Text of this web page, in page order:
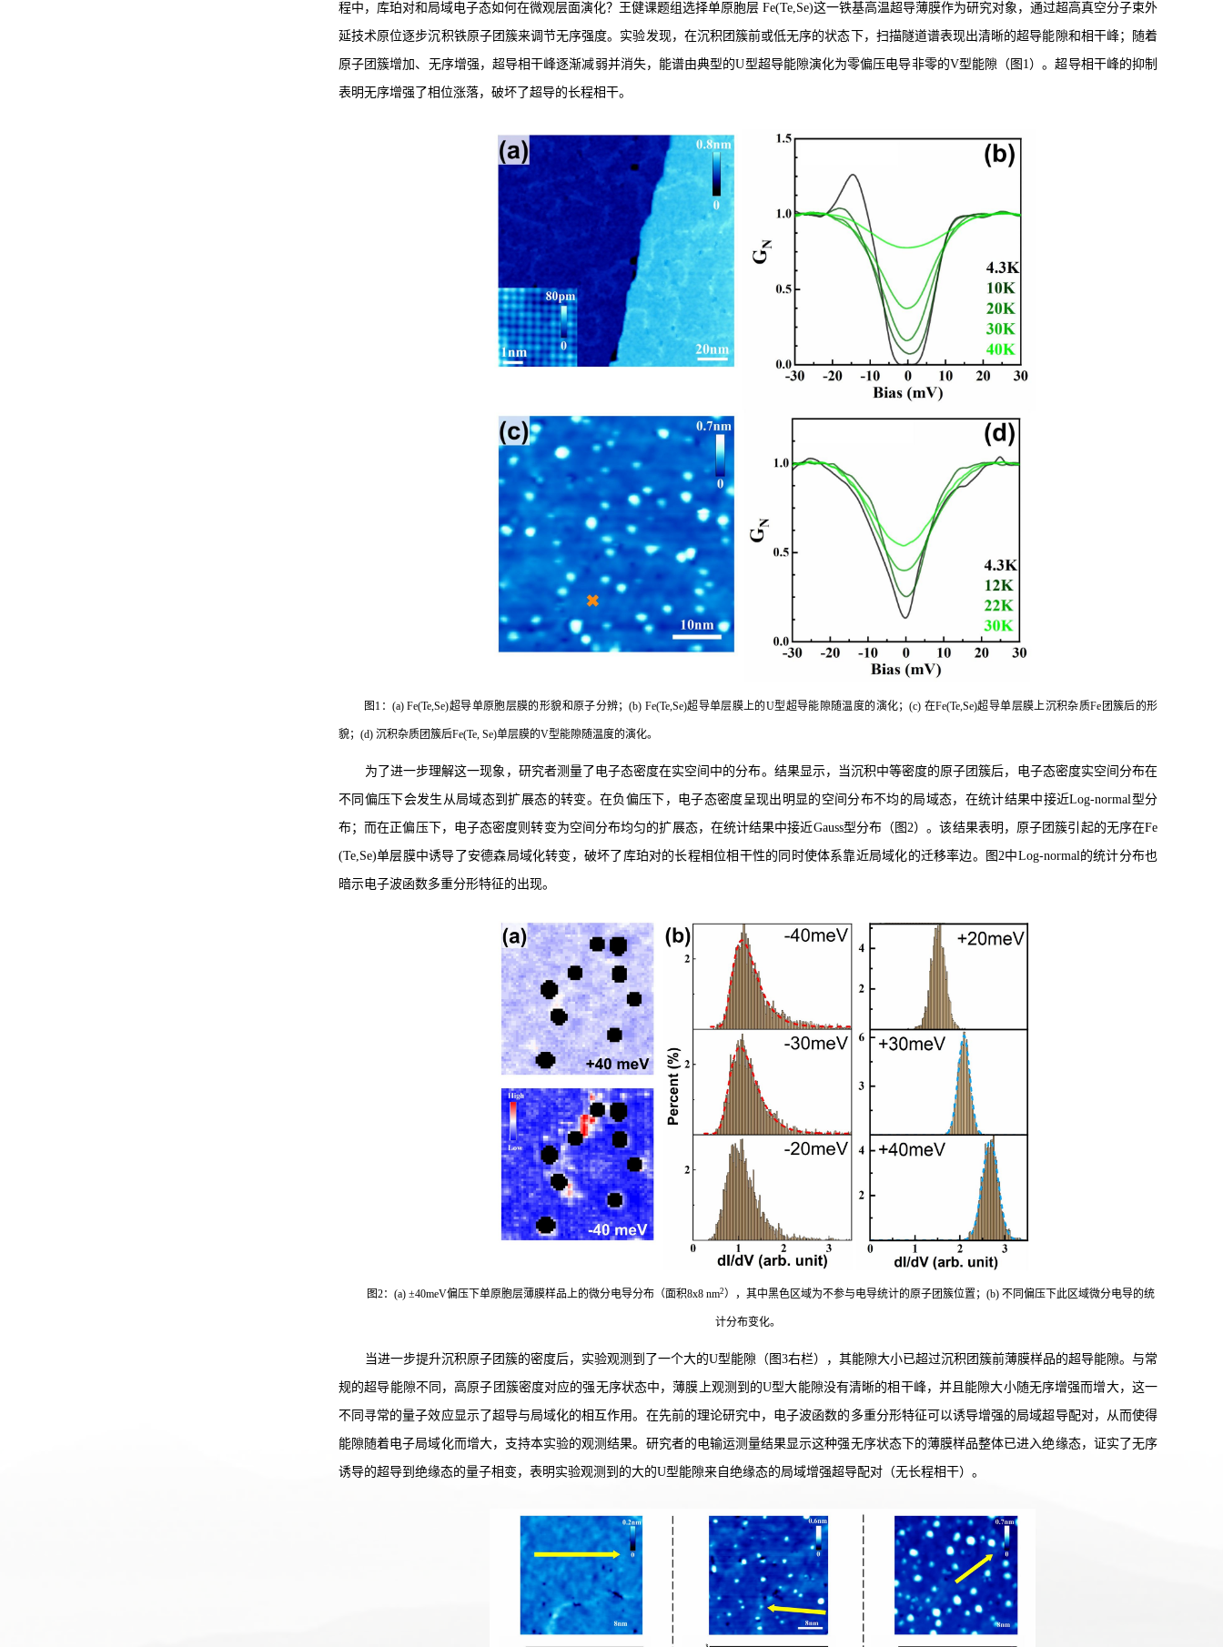
程中，库珀对和局域电子态如何在微观层面演化？王健课题组选择单原胞层 Fe(Te,Se)这一铁基高温超导薄膜作为研究对象，通过超高真空分子束外
延技术原位逐步沉积铁原子团簇来调节无序强度。实验发现，在沉积团簇前或低无序的状态下，扫描隧道谱表现出清晰的超导能隙和相干峰；随着
原子团簇增加、无序增强，超导相干峰逐渐减弱并消失，能谱由典型的U型超导能隙演化为零偏压电导非零的V型能隙（图1）。超导相干峰的抑制
表明无序增强了相位涨落，破坏了超导的长程相干。
图1：(a) Fe(Te,Se)超导单原胞层膜的形貌和原子分辨；(b) Fe(Te,Se)超导单层膜上的U型超导能隙随温度的演化；(c) 在Fe(Te,Se)超导单层膜上沉积杂质Fe团簇后的形
貌；(d) 沉积杂质团簇后Fe(Te, Se)单层膜的V型能隙随温度的演化。
为了进一步理解这一现象，研究者测量了电子态密度在实空间中的分布。结果显示，当沉积中等密度的原子团簇后，电子态密度实空间分布在
不同偏压下会发生从局域态到扩展态的转变。在负偏压下，电子态密度呈现出明显的空间分布不均的局域态，在统计结果中接近Log-normal型分
布；而在正偏压下，电子态密度则转变为空间分布均匀的扩展态，在统计结果中接近Gauss型分布（图2）。该结果表明，原子团簇引起的无序在Fe
(Te,Se)单层膜中诱导了安德森局域化转变，破坏了库珀对的长程相位相干性的同时使体系靠近局域化的迁移率边。图2中Log-normal的统计分布也
暗示电子波函数多重分形特征的出现。
图2：(a) ±40meV偏压下单原胞层薄膜样品上的微分电导分布（面积8x8 nm2），其中黑色区域为不参与电导统计的原子团簇位置；(b) 不同偏压下此区域微分电导的统
计分布变化。
当进一步提升沉积原子团簇的密度后，实验观测到了一个大的U型能隙（图3右栏），其能隙大小已超过沉积团簇前薄膜样品的超导能隙。与常
规的超导能隙不同，高原子团簇密度对应的强无序状态中，薄膜上观测到的U型大能隙没有清晰的相干峰，并且能隙大小随无序增强而增大，这一
不同寻常的量子效应显示了超导与局域化的相互作用。在先前的理论研究中，电子波函数的多重分形特征可以诱导增强的局域超导配对，从而使得
能隙随着电子局域化而增大，支持本实验的观测结果。研究者的电输运测量结果显示这种强无序状态下的薄膜样品整体已进入绝缘态，证实了无序
诱导的超导到绝缘态的量子相变，表明实验观测到的大的U型能隙来自绝缘态的局域增强超导配对（无长程相干）。